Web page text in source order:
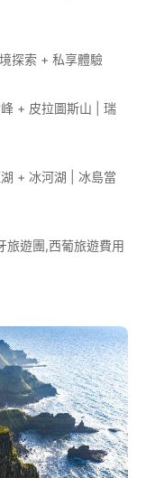
探索 + 私享體驗
+ 皮拉圖斯山 | 瑞
+ 冰河湖 | 冰島當
旅遊團,西葡旅遊費用